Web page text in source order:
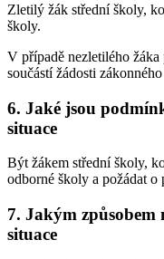
Zletilý žák střední školy,
školy.
V případě nezletilého žáka
součástí žádosti
6. Jaké jsou
situace
Být žákem střední školy,
odborné školy a požádat o
7. Jakým způsobem
situace